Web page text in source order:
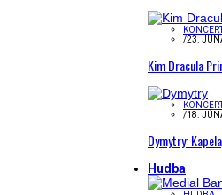
/23.
Kim Dracula
/18.
Dymytry:
Hudba